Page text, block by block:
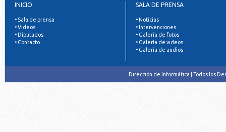
INICIO
• Sala de prensa
• Videos
• Diputados
• Contacto
SALA DE PRENSA
• Noticias
• Intervenciones
• Galería de fotos
• Galería de videos
• Galería de audios
Dirección de Informática | Todos los